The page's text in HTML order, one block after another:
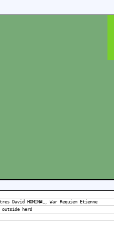
David HOMINAL, War Requiem Etienne
outside herd